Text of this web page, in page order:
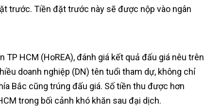
trước. Tiền đặt trước này sẽ được nộp vào ngân
HCM (HoREA), đánh giá kết quả đấu giá nêu trên
doanh nghiệp (DN) tên tuổi tham dự, không chỉ
Bắc cũng trúng đấu giá. Số tiền thu được hơn
trong bối cảnh khó khăn sau đại dịch.